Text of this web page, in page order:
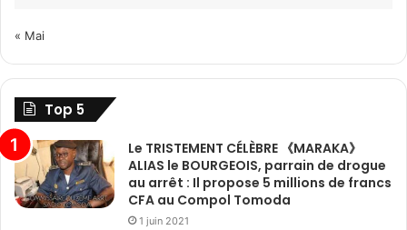
« Mai
Top 5
Le TRISTEMENT CÉLÈBRE 《MARAKA》
ALIAS le BOURGEOIS, parrain de drogue
au arrêt : Il propose 5 millions de francs
CFA au Compol Tomoda
1 juin 2021